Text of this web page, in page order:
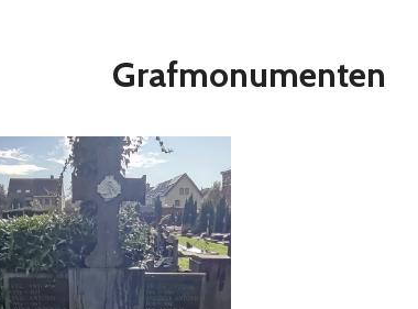
Grafmonumenten